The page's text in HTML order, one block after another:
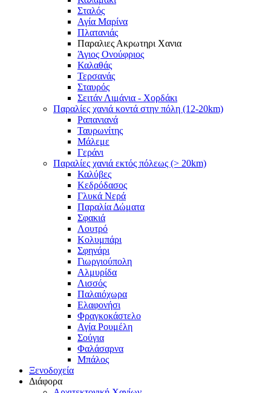
Σταλός
Αγία Μαρίνα
Πλατανιάς
Παραλιες Ακρωτηρι Χανια
Άγιος Ονούφριος
Καλαθάς
Τερσανάς
Σταυρός
Σειτάν Λιμάνια - Χορδάκι
Παραλίες χανιά κοντά στην πόλη (12-20km)
Ραπανιανά
Ταυρωνίτης
Μάλεμε
Γεράνι
Παραλίες χανιά εκτός πόλεως (> 20km)
Καλύβες
Κεδρόδασος
Γλυκά Νερά
Παραλία Δώματα
Σφακιά
Λουτρό
Κολυμπάρι
Σφηνάρι
Γιωργιούπολη
Αλμυρίδα
Λισσός
Παλαιόχωρα
Ελαφονήσι
Φραγκοκάστελο
Αγία Ρουμέλη
Σούγια
Φαλάσαρνα
Μπάλος
Ξενοδοχεία
Διάφορα